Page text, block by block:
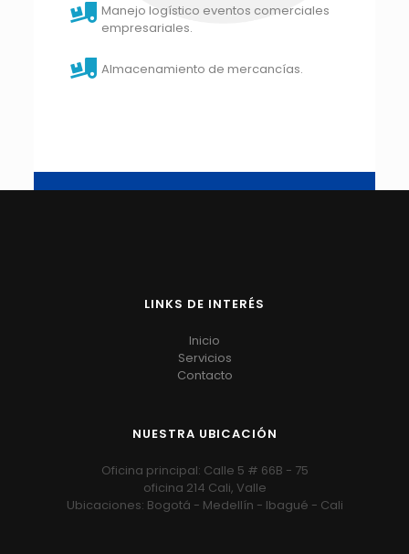
Manejo logístico eventos comerciales
empresariales.
Almacenamiento de mercancías.
LINKS DE INTERÉS
Inicio
Servicios
Contacto
NUESTRA UBICACIÓN
Oficina principal: Calle 5 # 66B - 75
oficina 214 Cali, Valle
Ubicaciones: Bogotá - Medellín - Ibagué - Cali